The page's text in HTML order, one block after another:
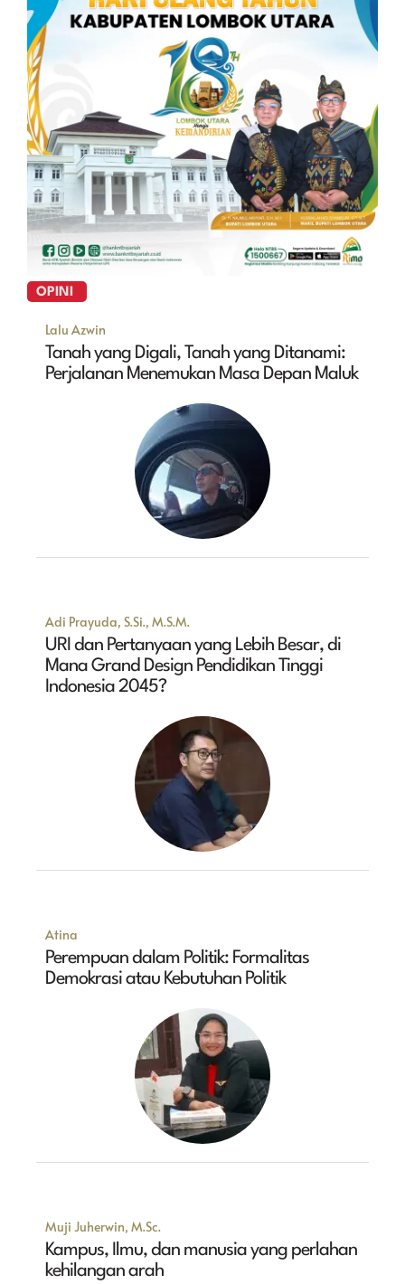
OPINI
Lalu Azwin
Tanah yang Digali, Tanah yang Ditanami:
Perjalanan Menemukan Masa Depan Maluk
Adi Prayuda, S.Si., M.S.M.
URI dan Pertanyaan yang Lebih Besar, di
Mana Grand Design Pendidikan Tinggi
Indonesia 2045?
Atina
Perempuan dalam Politik: Formalitas
Demokrasi atau Kebutuhan Politik
Muji Juherwin, M.Sc.
Kampus, Ilmu, dan manusia yang perlahan
kehilangan arah